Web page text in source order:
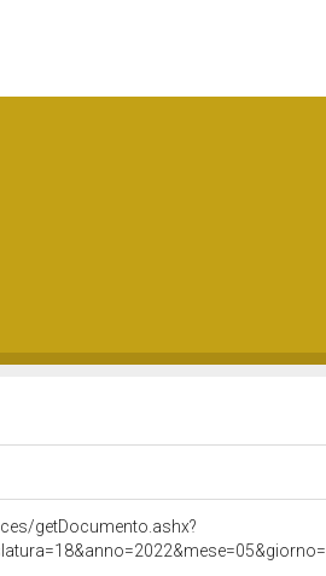
getDocumento.ashx?